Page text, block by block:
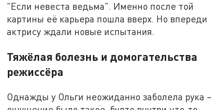
"Если невеста ведьма". Именно после той
картины её карьера пошла вверх. Но впереди
актрису ждали новые испытания.
Тяжёлая болезнь и домогательства
режиссёра
Однажды у Ольги неожиданно заболела рука –